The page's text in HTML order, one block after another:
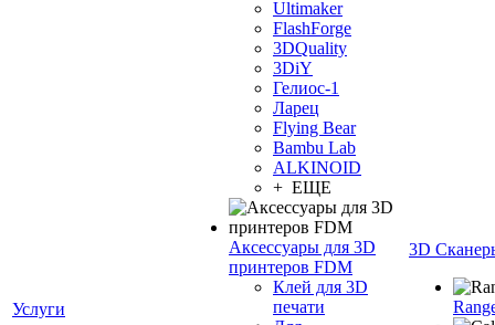
Услуги
Ultimaker
FlashForge
3DQuality
3DiY
Гелиос-1
Ларец
Flying Bear
Bambu Lab
ALKINOID
+ ЕЩЕ
Аксессуары для 3D
принтеров FDM
Клей для 3D
печати
3D